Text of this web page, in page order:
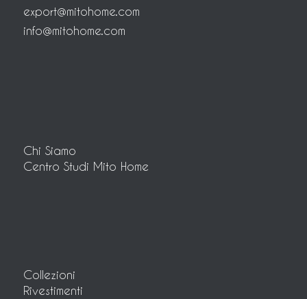
export@mitohome.com
info@mitohome.com
Chi Siamo
Centro Studi Mito Home
Collezioni
Rivestimenti